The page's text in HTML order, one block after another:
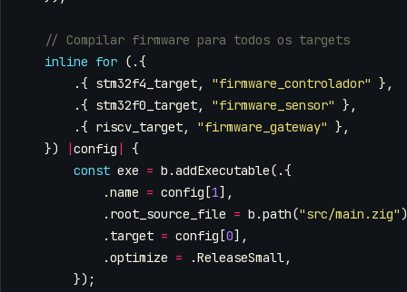
inline for (.{
.{ stm32f4_target, "firmware_controlador" },
.{ stm32f0_target, "firmware_sensor" },
.{ riscv_target, "firmware_gateway" },
})
|config |
{
const exe = b .addExecutable(.{
.name = config [1],
. root_source_file = b .path("src/main.zig"
. target = config [0],
.optimize = .ReleaseSmall,
});